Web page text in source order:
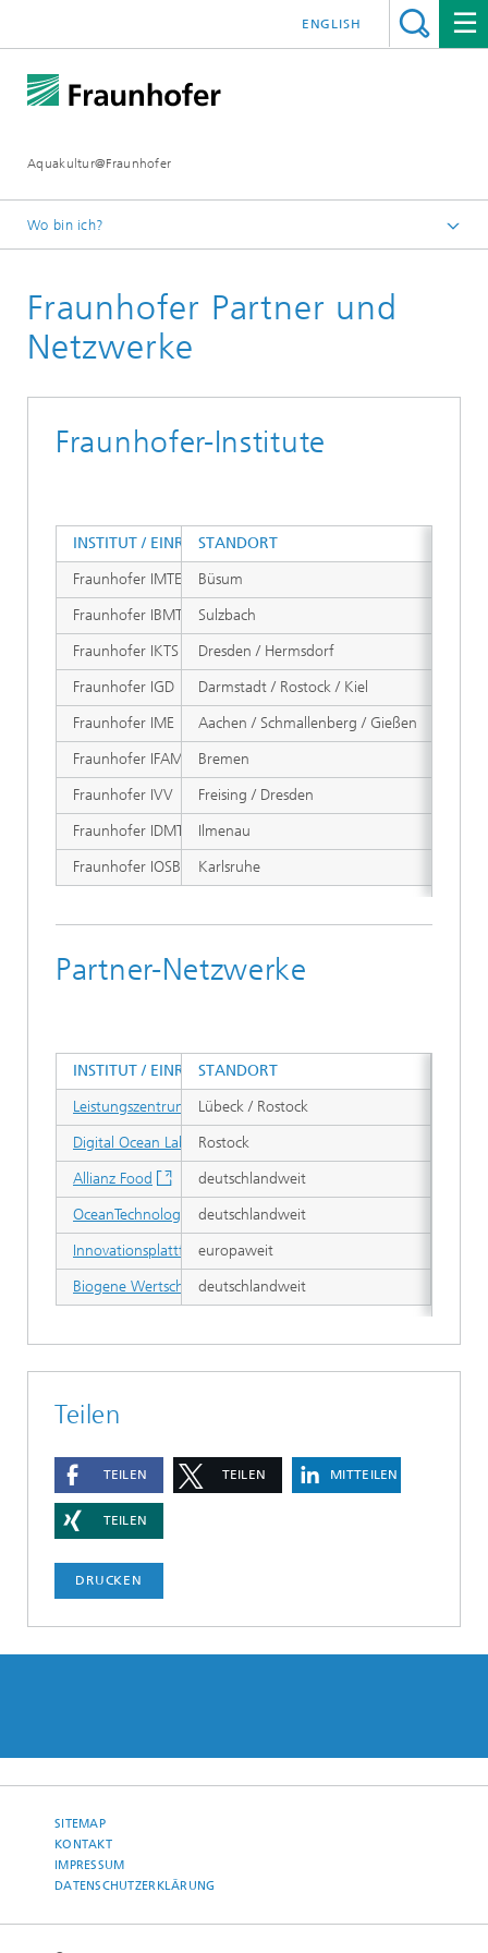
Aquakultur@Fraunhofer
ENGLISH
Wo bin ich?
Fraunhofer Partner und
Netzwerke
Fraunhofer-Institute
STANDORT
Büsum
Sulzbach
Dresden / Hermsdorf
Darmstadt / Rostock / Kiel
Aachen / Schmallenberg / Gießen
Bremen
Freising / Dresden
Ilmenau
Karlsruhe
INSTITUT / EINRICHTUNG
Fraunhofer IMTE
Fraunhofer IBMT
Fraunhofer IKTS
Fraunhofer IGD
Fraunhofer IME
Fraunhofer IFAM
Fraunhofer IVV
Fraunhofer IDMT
Fraunhofer IOSB
Partner-Netzwerke
STANDORT
Lübeck / Rostock
Rostock
deutschlandweit
deutschlandweit
europaweit
deutschlandweit
INSTITUT / EINRICHTUNG
Leistungszentrum Sustainable Ocean Business
Digital Ocean Lab
Allianz Food
OceanTechnologies@Fraunhofer
Innovationsplattform Sustainable Sea and Ocean Solutions ISSS
Biogene Wertschöpfung und Smart Farming BWSF
Teilen
TEILEN TEILEN MITTEILEN
TEILEN
DRUCKEN
SITEMAP
KONTAKT
IMPRESSUM
DATENSCHUTZERKLÄRUNG